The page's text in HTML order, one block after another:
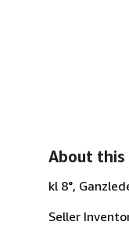
About this
kl 8°,
Seller